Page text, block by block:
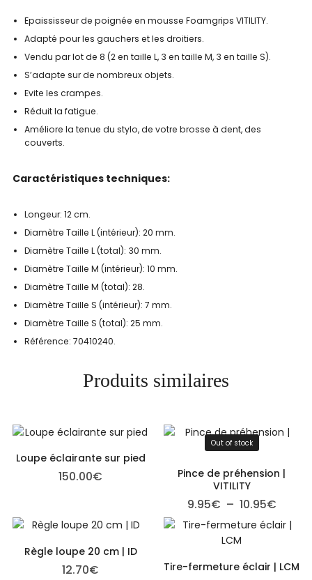
Epaississeur de poignée en mousse Foamgrips VITILITY.
Adapté pour les gauchers et les droitiers.
Vendu par lot de 8 (2 en taille L, 3 en taille M, 3 en taille S).
S’adapte sur de nombreux objets.
Evite les crampes.
Réduit la fatigue.
Améliore la tenue du stylo, de votre brosse à dent, des
couverts.
Caractéristiques techniques:
Longeur: 12 cm.
Diamètre Taille L (intérieur): 20 mm.
Diamètre Taille L (total): 30 mm.
Diamètre Taille M (intérieur): 10 mm.
Diamètre Taille M (total): 28.
Diamètre Taille S (intérieur): 7 mm.
Diamètre Taille S (total): 25 mm.
​Référence: 70410240.
Produits similaires
Loupe éclairante sur pied
150.00€
Out of stock
Pince de préhension |
VITILITY
9.95€ – 10.95€Plage
Règle loupe 20 cm | ID
12.70€ Tire-fermeture éclair | LCM